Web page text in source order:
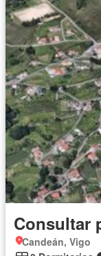
Consultar
Candeán, Vigo